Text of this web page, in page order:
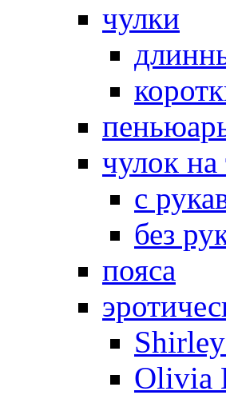
чулки
чулок на
с
без
пояса
Olivia